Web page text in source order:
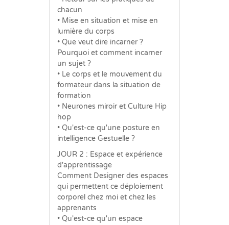
chacun
• Mise en situation et mise en
lumière du corps
• Que veut dire incarner ?
Pourquoi et comment incarner
un sujet ?
• Le corps et le mouvement du
formateur dans la situation de
formation
• Neurones miroir et Culture Hip
hop
• Qu'est-ce qu'une posture en
intelligence Gestuelle ?
JOUR 2 : Espace et expérience
d'apprentissage
Comment Designer des espaces
qui permettent ce déploiement
corporel chez moi et chez les
apprenants
• Qu'est-ce qu'un espace